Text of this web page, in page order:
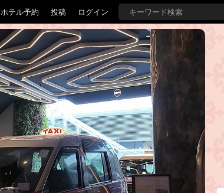
ホテル予約 投稿 ログイン